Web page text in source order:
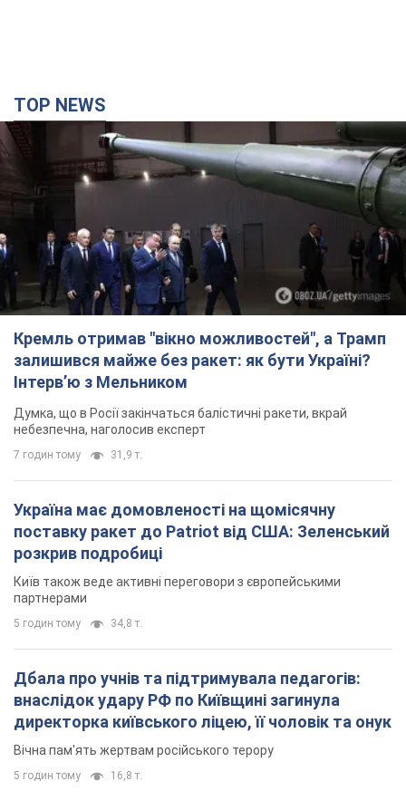
Кремль отримав "вікно можливостей", а Трамп
залишився майже без ракет: як бути Україні?
Інтерв’ю з Мельником
Думка, що в Росії закінчаться балістичні ракети, вкрай
небезпечна, наголосив експерт
7 годин тому 31,9 т.
Україна має домовленості на щомісячну
поставку ракет до Patriot від США: Зеленський
розкрив подробиці
партнерами
внаслідок удару РФ по Київщині загинула
директорка київського ліцею, її чоловік та онук
5 годин тому